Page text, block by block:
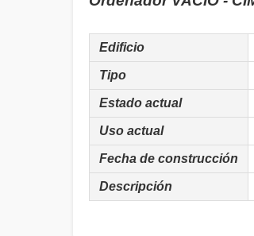
Edificio
Tipo
Estado actual
Uso actual
Fecha de construcción
Descripción